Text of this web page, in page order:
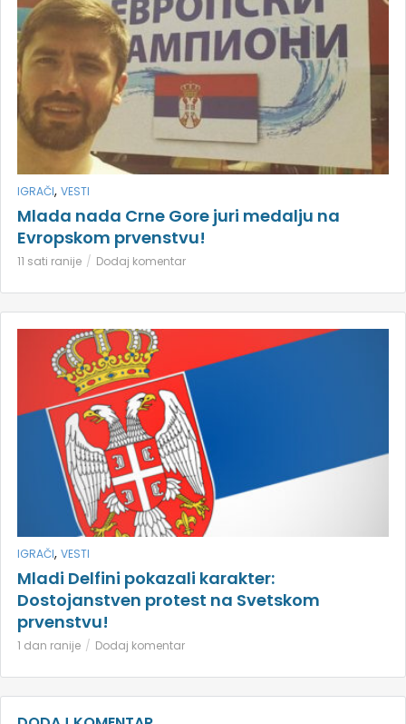
IGRAČI, VESTI
Mlada nada Crne Gore juri medalju na
Evropskom prvenstvu!
11 sati ranije Dodaj komentar
IGRAČI, VESTI
Mladi Delfini pokazali karakter:
Dostojanstven protest na Svetskom
prvenstvu!
1 dan ranije Dodaj komentar